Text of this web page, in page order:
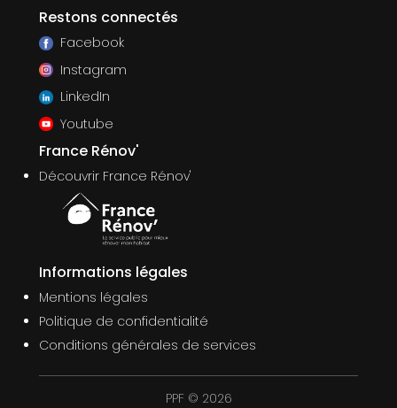
Restons connectés
Facebook
Instagram
LinkedIn
Youtube
France Rénov'
Découvrir France Rénov'
Informations légales
Mentions légales
Politique de confidentialité
Conditions générales de services
PPF © 2026